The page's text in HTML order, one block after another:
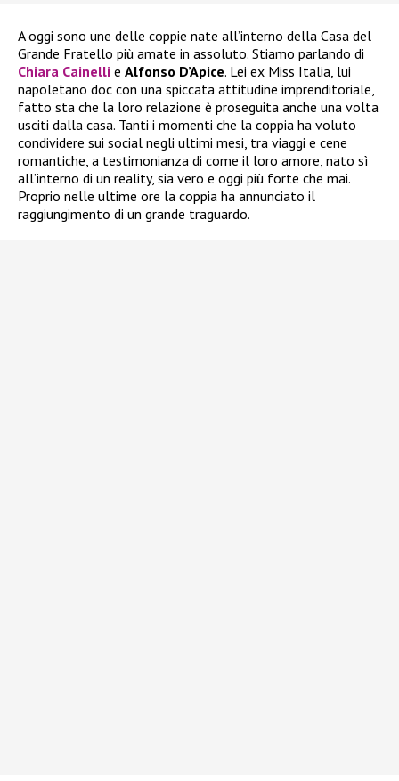
A oggi sono une delle coppie nate all’interno della Casa del
Grande Fratello più amate in assoluto. Stiamo parlando di
Chiara Cainelli e Alfonso D’Apice. Lei ex Miss Italia, lui
napoletano doc con una spiccata attitudine imprenditoriale,
fatto sta che la loro relazione è proseguita anche una volta
usciti dalla casa. Tanti i momenti che la coppia ha voluto
condividere sui social negli ultimi mesi, tra viaggi e cene
romantiche, a testimonianza di come il loro amore, nato sì
all’interno di un reality, sia vero e oggi più forte che mai.
Proprio nelle ultime ore la coppia ha annunciato il
raggiungimento di un grande traguardo.